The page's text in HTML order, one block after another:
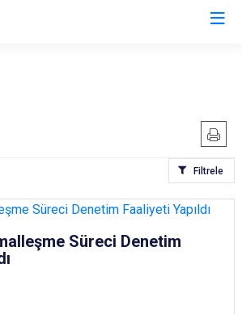
Şarkışla
Ulaş
Filtrele
Süreci Denetim